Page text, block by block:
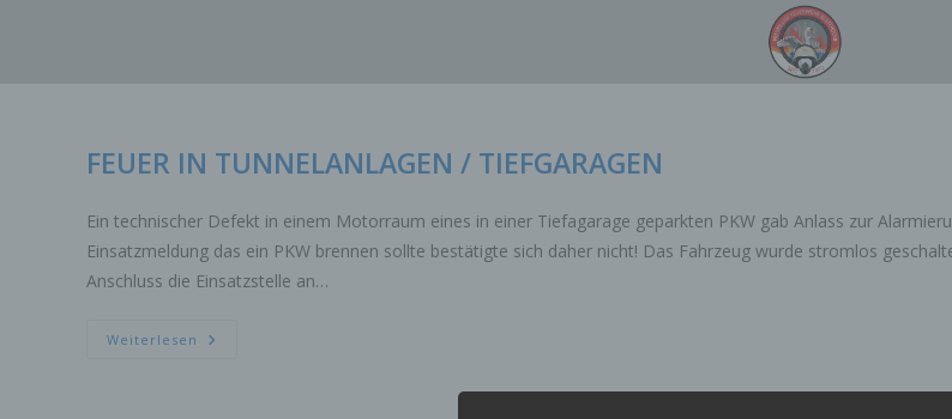
FEUER IN TUNNELANLAGEN / TIEFGARAGEN
Ein technischer Defekt in einem Motorraum eines in einer Tiefagarage geparkten PKW gab Anlass zur
Einsatzmeldung das ein PKW brennen sollte bestätigte sich daher nicht! Das Fahrzeug wurde stromlos
Anschluss die Einsatzstelle an…
Weiterlesen FEUER